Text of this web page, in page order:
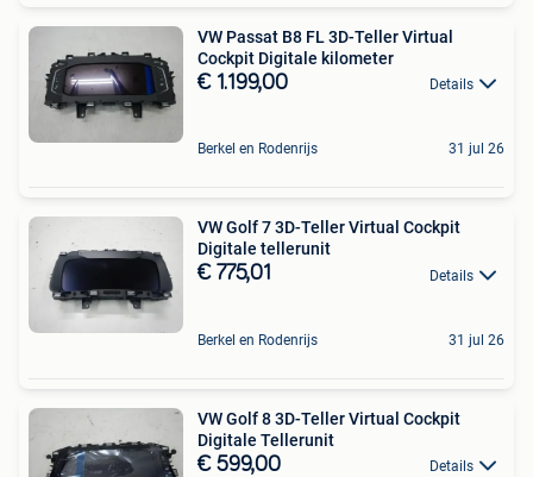
VW Passat B8 FL 3D-Teller Virtual
Cockpit Digitale kilometer
€ 1.199,00 Details
Berkel en Rodenrijs 31 jul 26
VW Golf 7 3D-Teller Virtual Cockpit
Digitale tellerunit
€ 775,01 Details
Berkel en Rodenrijs 31 jul 26
VW Golf 8 3D-Teller Virtual Cockpit
Digitale Tellerunit
€ 599,00 Details